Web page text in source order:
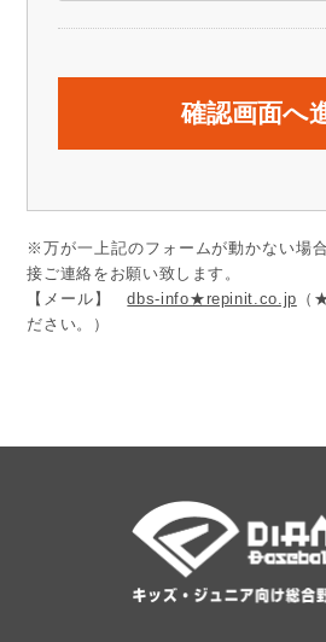
※万が一上記のフォームが動かない場
接ご連絡をお願い致します。
【メール】dbs-info★repinit.co.jp （
ださい。）